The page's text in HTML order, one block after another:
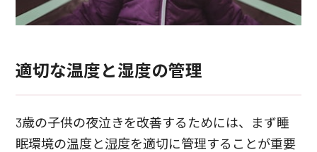
適切な温度と湿度の管理
3歳の子供の夜泣きを改善するためには、まず睡
眠環境の温度と湿度を適切に管理することが重要